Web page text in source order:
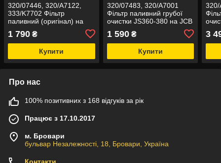
320/07446, 320/A7122,
333/K7702 Фільтр
паливний (оригінал) на
1 790 ₴
Купити
320/07483, 320/A7001
Фільтр паливний грубої
очистки JS360-380 на JCB
1 590₴
Купити
320/
3
Про нас
100% позитивних з 168 відгуків за рік
Працює з 17.10.2017
м. Бровари
бульвар Незалежності, 18, Бровари, Україна